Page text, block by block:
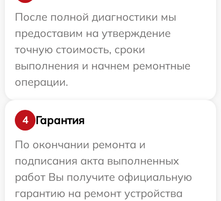
После полной диагностики мы
предоставим на утверждение
точную стоимость, сроки
выполнения и начнем ремонтные
операции.
4
Гарантия
По окончании ремонта и
подписания акта выполненных
работ Вы получите официальную
гарантию на ремонт устройства